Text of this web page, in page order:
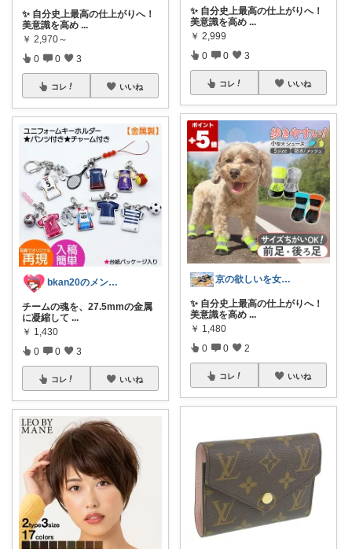
✨ 自分史上最高の仕上がりへ！
美意識を高め ...
￥ 2,970～
0 0 3
コレ いいね
bkan20のメンズライフ応援ROOM
チームの魂を、27.5mmの金属
に凝縮して ...
￥ 1,430
0 0 3
コレ いいね
✨ 自分史上最高の仕上がりへ！
美意識を高め ...
￥ 2,999
0 0 3
コレ いいね
京の欲しいを女性に向けて
✨ 自分史上最高の仕上がりへ！
美意識を高め ...
￥ 1,480
0 0 2
コレ いいね